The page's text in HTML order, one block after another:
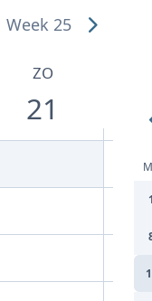
1
Week 25
ZO
21